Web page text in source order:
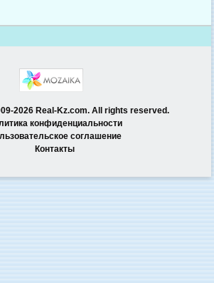
2026 Real-Kz.com. All rights reserved.
конфиденциальности
соглашение
Контакты